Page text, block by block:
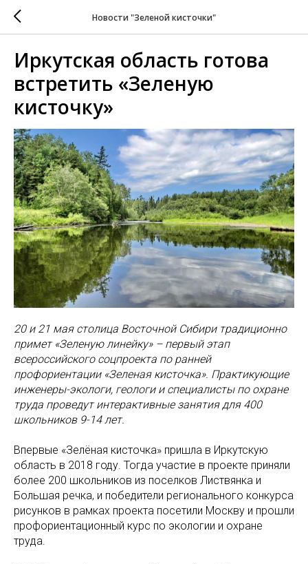
Новости "Зеленой кисточки"
Иркутская область готова
встретить «Зеленую
кисточку»
20 и 21 мая столица Восточной Сибири традиционно
примет «Зеленую линейку» – первый этап
всероссийского соцпроекта по ранней
профориентации «Зеленая кисточка». Практикующие
инженеры-экологи, геологи и специалисты по охране
труда проведут интерактивные занятия для 400
школьников 9-14 лет.
Впервые «Зелёная кисточка» пришла в Иркутскую
область в 2018 году. Тогда участие в проекте приняли
более 200 школьников из поселков Листвянка и
Большая речка, и победители регионального конкурса
рисунков в рамках проекта посетили Москву и прошли
профориентационный курс по экологии и охране
труда.